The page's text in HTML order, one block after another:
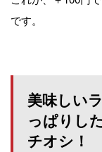
です。
美味しい
っぱりし
チオシ！